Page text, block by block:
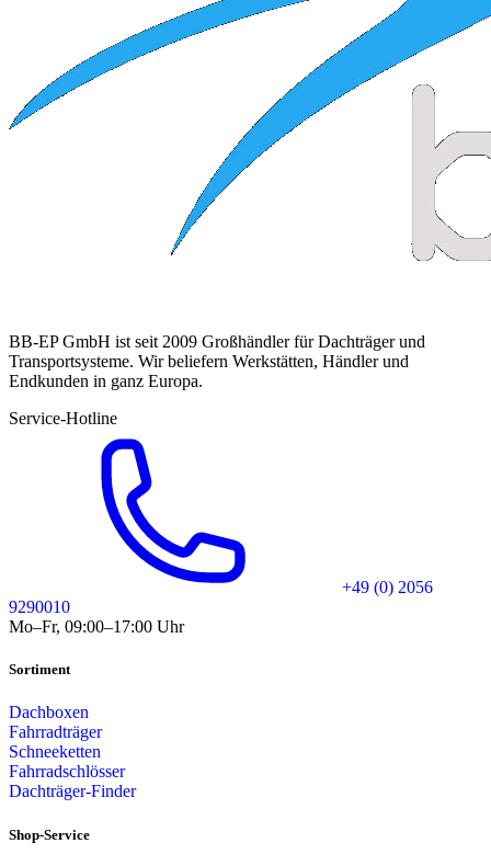
BB-EP GmbH ist seit 2009 Großhändler für Dachträger und
Transportsysteme. Wir beliefern Werkstätten, Händler und
Endkunden in ganz Europa.
Service-Hotline
+49 (0) 2056
9290010
Mo–Fr, 09:00–17:00 Uhr
Sortiment
Dachboxen
Fahrradträger
Schneeketten
Fahrradschlösser
Dachträger-Finder
Shop-Service